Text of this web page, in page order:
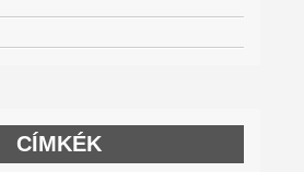
CÍMKÉK